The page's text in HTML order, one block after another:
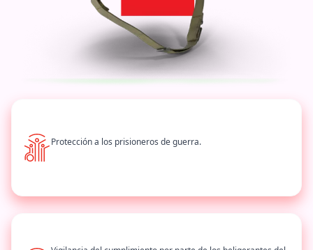
Protección a los prisioneros de guerra.